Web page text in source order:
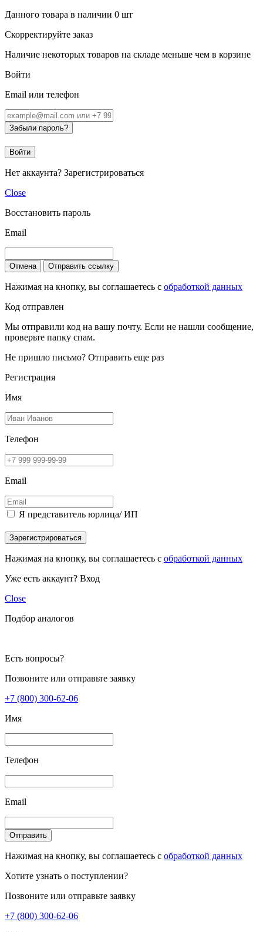
Данного товара в наличии 0 шт
Скорректируйте заказ
Наличие некоторых товаров на складе меньше чем в корзине
Войти
Email или телефон
Забыли пароль?
Войти
Нет аккаунта? Зарегистрироваться
Close
Восстановить пароль
Email
Отмена Отправить ссылку
Нажимая на кнопку, вы соглашаетесь с обработкой данных
Код отправлен
Мы отправили код на вашу почту. Если не нашли сообщение,
проверьте папку спам.
Не пришло письмо? Отправить еще раз
Регистрация
Имя
Телефон
Email
Я представитель юрлица/ ИП
Зарегистрироваться
Нажимая на кнопку, вы соглашаетесь с обработкой данных
Уже есть аккаунт? Вход
Close
Подбор аналогов
Есть вопросы?
Позвоните или отправьте заявку
+7 (800) 300-62-06
Имя
Телефон
Email
Отправить
Нажимая на кнопку, вы соглашаетесь с обработкой данных
Хотите узнать о поступлении?
Позвоните или отправьте заявку
+7 (800) 300-62-06